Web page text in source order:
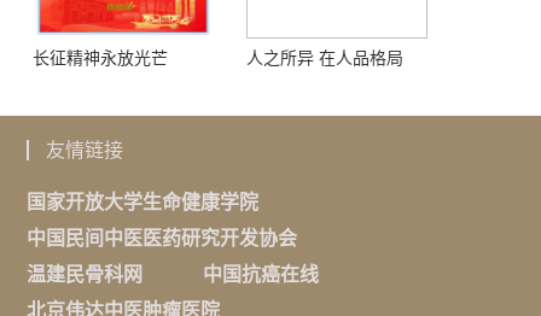
长征精神永放光芒 人之所异 在人品格局
友情链接
国家开放大学生命健康学院
中国民间中医医药研究开发协会
温建民骨科网
中国抗癌在线
北京伟达中医肿瘤医院